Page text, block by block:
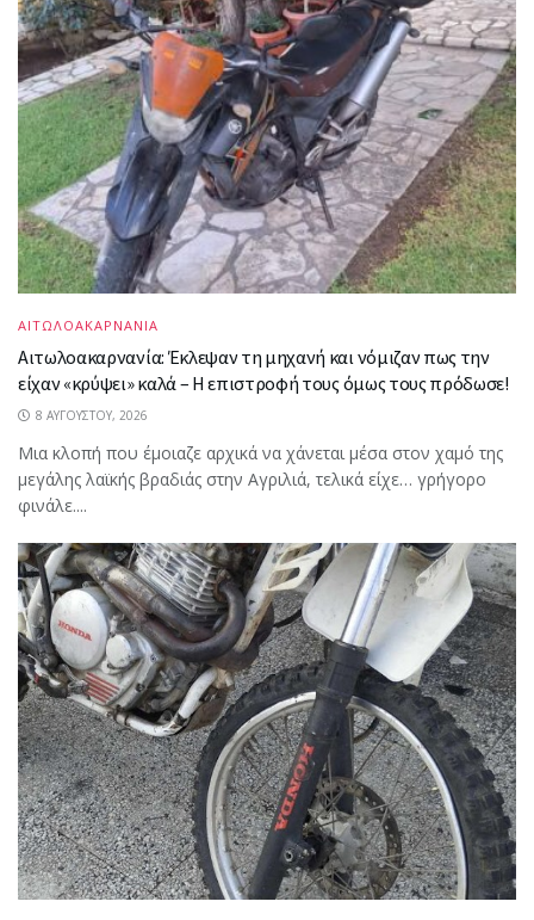
ΑΙΤΩΛΟΑΚΑΡΝΑΝΙΑ
Αιτωλοακαρνανία: Έκλεψαν τη μηχανή και νόμιζαν πως την
είχαν «κρύψει» καλά – Η επιστροφή τους όμως τους πρόδωσε!
8 ΑΥΓΟΎΣΤΟΥ, 2026
Μια κλοπή που έμοιαζε αρχικά να χάνεται μέσα στον χαμό της
μεγάλης λαϊκής βραδιάς στην Αγριλιά, τελικά είχε… γρήγορο
φινάλε....